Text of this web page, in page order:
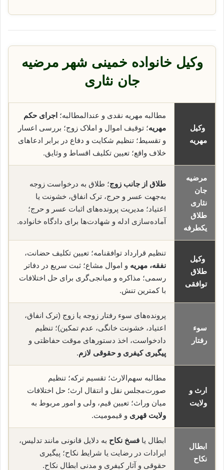
وکیل خانواده خمینی شهر مرضیه
جان نثاری
وکیل
مهریه
مطالبه مهریه نقدی و عندالمطالبه؛ اجرای حکم
مهریه؛ توقیف اموال و املاک زوج؛ بررسی اعسار
و تقسیط؛ تنظیم شکایت و دفاع در برابر ادعاهای
خلاف واقع؛ تعیین تکلیف اقساط و وثایق.
مرضیه
جان
نثاری
طلاق
یکطرفه
طلاق از جانب زوج؛ طلاق به درخواست زوجه
به‌جهت عسر و حرج، ترک انفاق، خشونت یا
اعتیاد؛ مدیریت پرونده‌های اثبات عسر و حرج؛
آماده‌سازی ادله و شهادت‌ها برای دادگاه خانواده.
وکیل
طلاق
توافقی
تنظیم قرارداد توافقنامه؛ تعیین تکلیف حضانت،
نفقه، مهریه و اموال مشاع؛ ثبت سریع در دفاتر
رسمی؛ مذاکره و میانجی‌گری برای حل اختلافات
با کمترین تنش.
سوء
رفتار
پرونده‌های سوء رفتار زوجه یا زوج (ترک انفاق،
اعتیاد، خشونت خانگی، عدم تمکین)؛ تنظیم
دادخواست، اخذ دستورهای موقت حفاظتی و
پیگیری کیفری و حقوقی لازم.
ارث و
ولایت
مطالبه سهم‌الارث؛ تقسیم ترکه؛ تنظیم
صورت‌مجلس نقل و انتقال ارث؛ حل اختلافات
میان وراث؛ تعیین قیم، ولی و امور مربوط به
ولایت قهری و قیمومیت.
ابطال
نکاح
ابطال یا فسخ نکاح به دلایل قانونی مانند تدلیس،
ایرادات در رضایت یا شرایط نکاح؛ پیگیری
حقوقی و آثار کیفری و مدنی ابطال نکاح.